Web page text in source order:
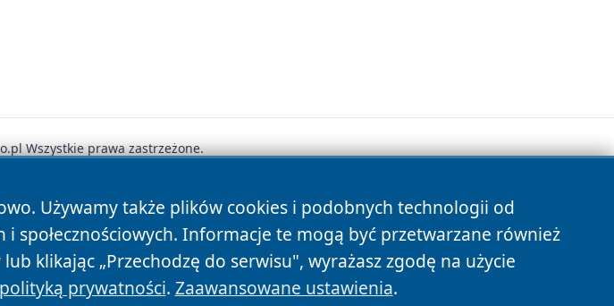
Używamy także plików cookies i podobnych technologii od
społecznościowych. Informacje te mogą być przetwarzane również
klikając „Przechodzę do serwisu", wyrażasz zgodę na użycie
polityką prywatności. Zaawansowane ustawienia.
Wszystkie prawa zastrzeżone.
Polityka Cookies